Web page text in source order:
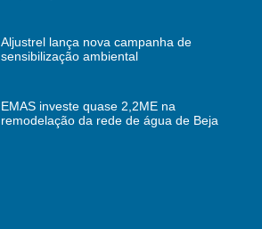
Aljustrel lança nova campanha de
sensibilização ambiental
EMAS investe quase 2,2ME na
remodelação da rede de água de Beja